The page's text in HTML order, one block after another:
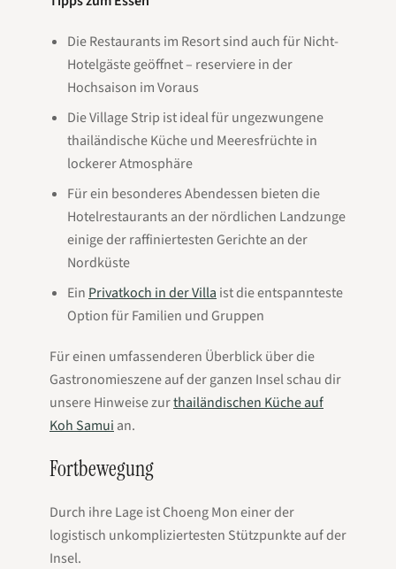
Die Restaurants im Resort sind auch für Nicht-
Hotelgäste geöffnet – reserviere in der
Hochsaison im Voraus
Die Village Strip ist ideal für ungezwungene
thailändische Küche und Meeresfrüchte in
lockerer Atmosphäre
Für ein besonderes Abendessen bieten die
Hotelrestaurants an der nördlichen Landzunge
einige der raffiniertesten Gerichte an der
Nordküste
Ein Privatkoch in der Villa ist die entspannteste
Option für Familien und Gruppen
Für einen umfassenderen Überblick über die
Gastronomieszene auf der ganzen Insel schau dir
unsere Hinweise zurthailändischen Küche auf
Koh Samui an.
Fortbewegung
Durch ihre Lage ist Choeng Mon einer der
logistisch unkompliziertesten Stützpunkte auf der
Insel.